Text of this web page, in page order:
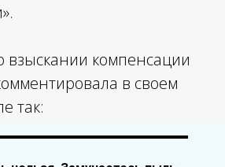
взыскании компенсации
в своем
так: